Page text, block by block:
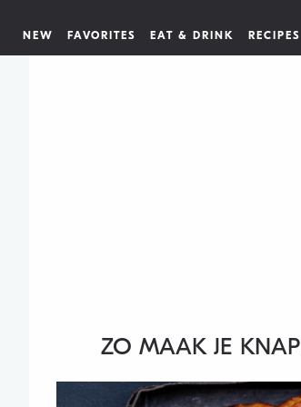
NEW FAVORITES EAT & DRINK RECIPES
ZO MAAK JE